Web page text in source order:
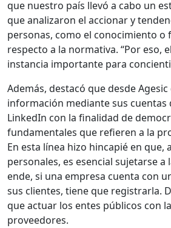
que nuestro país llevó a cabo un
que analizaron el accionar y
personas, como el conocimiento o
respecto a la normativa. “Por eso,
instancia importante para
Además, destacó que desde
información mediante sus cuentas
LinkedIn con la finalidad de
fundamentales que refieren a la
En esta línea hizo hincapié en que,
personales, es esencial sujetarse
ende, si una empresa cuenta con
sus clientes, tiene que registrarla.
que actuar los entes públicos con
proveedores.